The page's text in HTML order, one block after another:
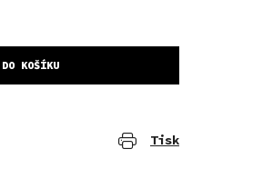
DO KOŠÍKU
Tisk